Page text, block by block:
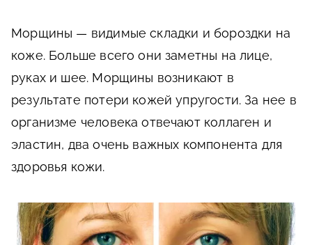
Морщины — видимые складки и бороздки на
коже. Больше всего они заметны на лице,
руках и шее. Морщины возникают в
результате потери кожей упругости. За нее в
организме человека отвечают коллаген и
эластин, два очень важных компонента для
здоровья кожи.